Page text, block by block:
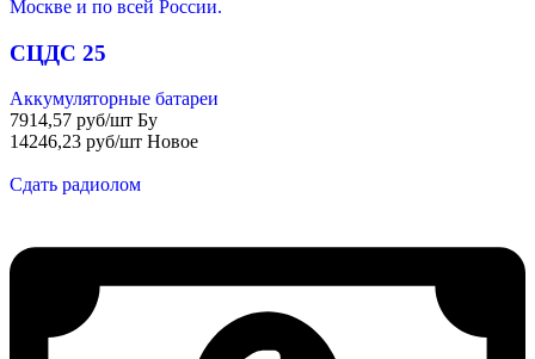
СЦДС 25
Аккумуляторные батареи
7914,57 руб/шт Бу
14246,23 руб/шт Новое
Сдать радиолом